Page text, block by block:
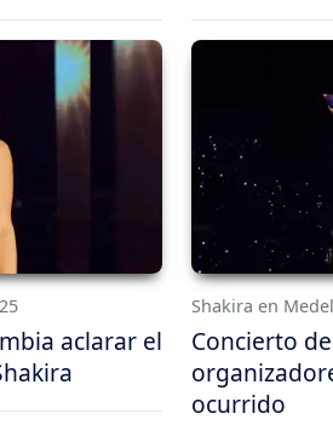
aclarar el
Shakira en
Concierto
ocurrido